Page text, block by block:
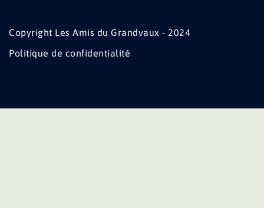
Copyright Les Amis du Grandvaux - 2024
Politique de confidentialité